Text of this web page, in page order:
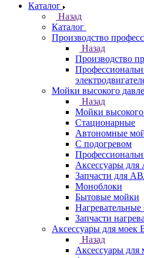
Каталог
Назад
Каталог
Производство
Назад
Производство
Мойки высокого
Назад
Мойки высокого
Стационарные
Автономные
С подогревом
Аксессуары
Запчасти для
Моноблоки
Бытовые мойки
Запчасти
Аксессуары для моек
Назад
Аксессуары для